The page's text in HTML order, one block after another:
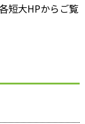
短大HPからご覧